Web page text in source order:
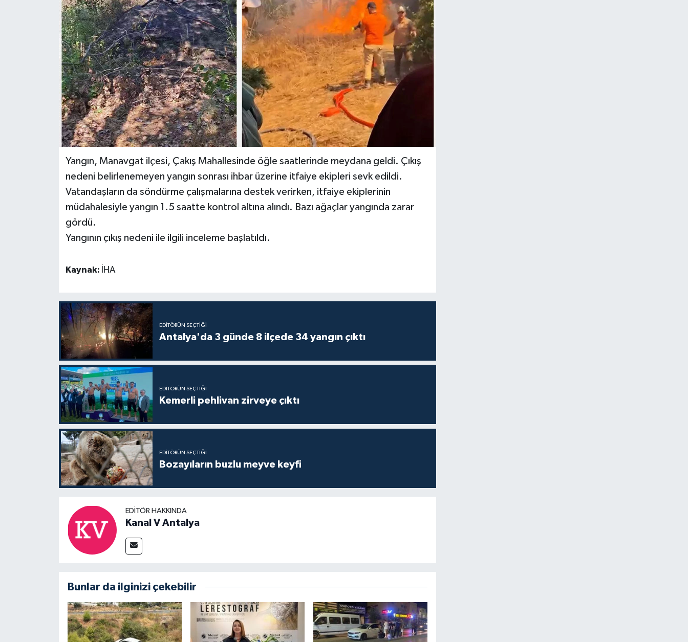
Yangın, Manavgat ilçesi, Çakış Mahallesinde öğle saatlerinde meydana geldi. Çıkış
nedeni belirlenemeyen yangın sonrası ihbar üzerine itfaiye ekipleri sevk edildi.
Vatandaşların da söndürme çalışmalarına destek verirken, itfaiye ekiplerinin
müdahalesiyle yangın 1.5 saatte kontrol altına alındı. Bazı ağaçlar yangında zarar
gördü.
Yangının çıkış nedeni ile ilgili inceleme başlatıldı.
Kaynak: İHA
EDITÖRÜN SEÇTIĞI
Antalya'da 3 günde 8 ilçede 34 yangın çıktı
EDITÖRÜN SEÇTIĞI
Kemerli pehlivan zirveye çıktı
EDITÖRÜN SEÇTIĞI
Bozayıların buzlu meyve keyfi
EDITÖR HAKKINDA
Kanal V Antalya
Bunlar da ilginizi çekebilir
Haberler
KANALV Spor
Kültür Sanat
Magazin
Öğle Bülteni